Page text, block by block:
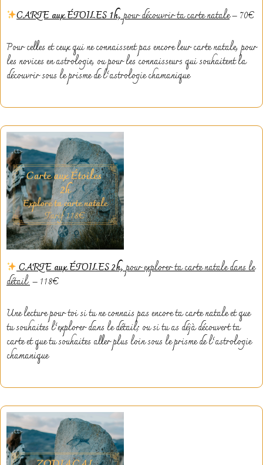
CARTE aux ÉTOILES 1h,pour découvrir ta carte natale– 70€
Pour celles et ceux qui ne connaissent pas encore leur carte natale, pour
les novices en astrologie, ou pour les connaisseurs qui souhaitent la
découvrir sous le prisme de l’astrologie chamanique
CARTE aux ÉTOILES2h,pour explorer ta carte natale dans le
détail– 118€
Une lecture pour toi si tu ne connais pas encore ta carte natale et que
tu souhaites l’explorer dans le détail; ou si tu as déjà découvert ta
carte et que tu souhaites aller plus loin sous le prisme de l’astrologie
chamanique